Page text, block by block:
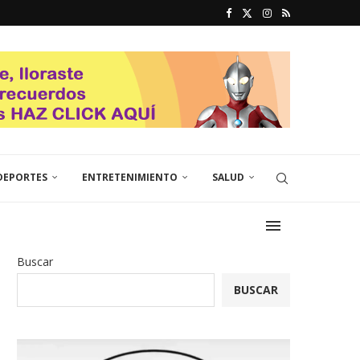
ENTRETENIMIENTO SALUD
Buscar
BUSCAR